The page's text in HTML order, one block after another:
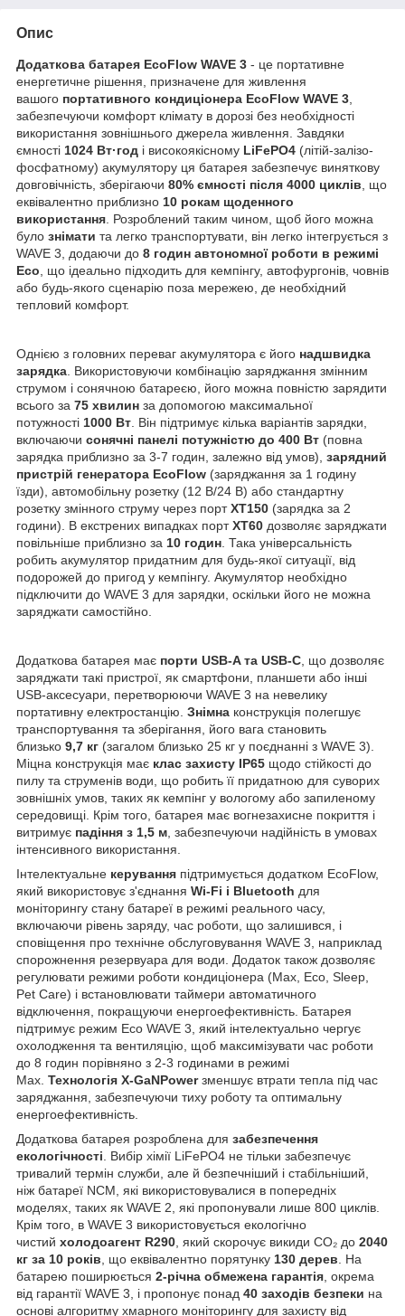
Опис
Додаткова батарея EcoFlow WAVE 3 - це портативне
енергетичне рішення, призначене для живлення
вашого портативного кондиціонера EcoFlow WAVE 3
забезпечуючи комфорт клімату в дорозі без необхідності
використання зовнішнього джерела живлення. Завдяки
ємності 1024 Вт·год і високоякісному LiFePO4 (літій-залізо-
фосфатному) акумулятору ця батарея забезпечує виняткову
довговічність, зберігаючи 80% ємності після 4000 циклів , що
еквівалентно приблизно 10 рокам щоденного
використання . Розроблений таким чином, щоб його можна
було знімати та легко транспортувати, він легко інтегрується з
WAVE 3, додаючи до 8 годин автономної роботи в режимі
Eco , що ідеально підходить для кемпінгу, автофургонів, човнів
або будь-якого сценарію поза мережею, де необхідний
тепловий комфорт.
Однією з головних переваг акумулятора є його надшвидка
зарядка . Використовуючи комбінацію заряджання змінним
струмом і сонячною батареєю, його можна повністю зарядити
всього за 75 хвилин за допомогою максимальної
потужності 1000 Вт . Він підтримує кілька варіантів зарядки,
включаючи сонячні панелі потужністю до 400 Вт (повна
зарядка приблизно за 3-7 годин, залежно від умов), зарядний
пристрій генератора EcoFlow (заряджання за 1 годину
їзди), автомобільну розетку (12 В/24 В) або стандартну
розетку змінного струму через портXT150 (зарядка за 2
години). В екстрених випадках портXT60 дозволяє заряджати
повільніше приблизно за 10 годин . Така універсальність
робить акумулятор придатним для будь-якої ситуації, від
подорожей до пригод у кемпінгу. Акумулятор необхідно
підключити до WAVE 3 для зарядки, оскільки його не можна
заряджати самостійно.
Додаткова батарея має порти USB-A та USB-C , що дозволяє
заряджати такі пристрої, як смартфони, планшети або інші
USB-аксесуари, перетворюючи WAVE 3 на невелику
портативну електростанцію. Знімна конструкція полегшує
транспортування та зберігання, його вага становить
близько 9,7 кг (загалом близько 25 кг у поєднанні з WAVE 3).
Міцна конструкція має клас захисту IP65 щодо стійкості до
пилу та струменів води, що робить її придатною для суворих
зовнішніх умов, таких як кемпінг у вологому або запиленому
середовищі. Крім того, батарея має вогнезахисне покриття і
витримує падіння з 1,5 м , забезпечуючи надійність в умовах
інтенсивного використання.
Інтелектуальне керування підтримується додатком EcoFlow,
який використовує з'єднання Wi-Fi і Bluetooth для
моніторингу стану батареї в режимі реального часу,
включаючи рівень заряду, час роботи, що залишився, і
сповіщення про технічне обслуговування WAVE 3, наприклад
спорожнення резервуара для води. Додаток також дозволяє
регулювати режими роботи кондиціонера (Max, Eco, Sleep,
Pet Care) і встановлювати таймери автоматичного
відключення, покращуючи енергоефективність. Батарея
підтримує режим Eco WAVE 3, який інтелектуально чергує
охолодження та вентиляцію, щоб максимізувати час роботи
до 8 годин порівняно з 2-3 годинами в режимі
Max. Технологія X-GaNPowerзменшує втрати тепла під час
заряджання, забезпечуючи тиху роботу та оптимальну
енергоефективність.
Додаткова батарея розроблена для забезпечення
екологічності . Вибір хімії LiFePO4 не тільки забезпечує
тривалий термін служби, але й безпечніший і стабільніший,
ніж батареї NCM, які використовувалися в попередніх
моделях, таких як WAVE 2, які пропонували лише 800 циклів.
Крім того, в WAVE 3 використовується екологічно
чистий холодоагент R290 , який скорочує викиди CO₂ до 2040
кг за 10 років , що еквівалентно порятунку 130 дерев . На
батарею поширюється 2-річна обмежена гарантія , окрема
від гарантії WAVE 3, і пропонує понад 40 заходів безпеки на
основі алгоритму хмарного моніторингу для захисту від